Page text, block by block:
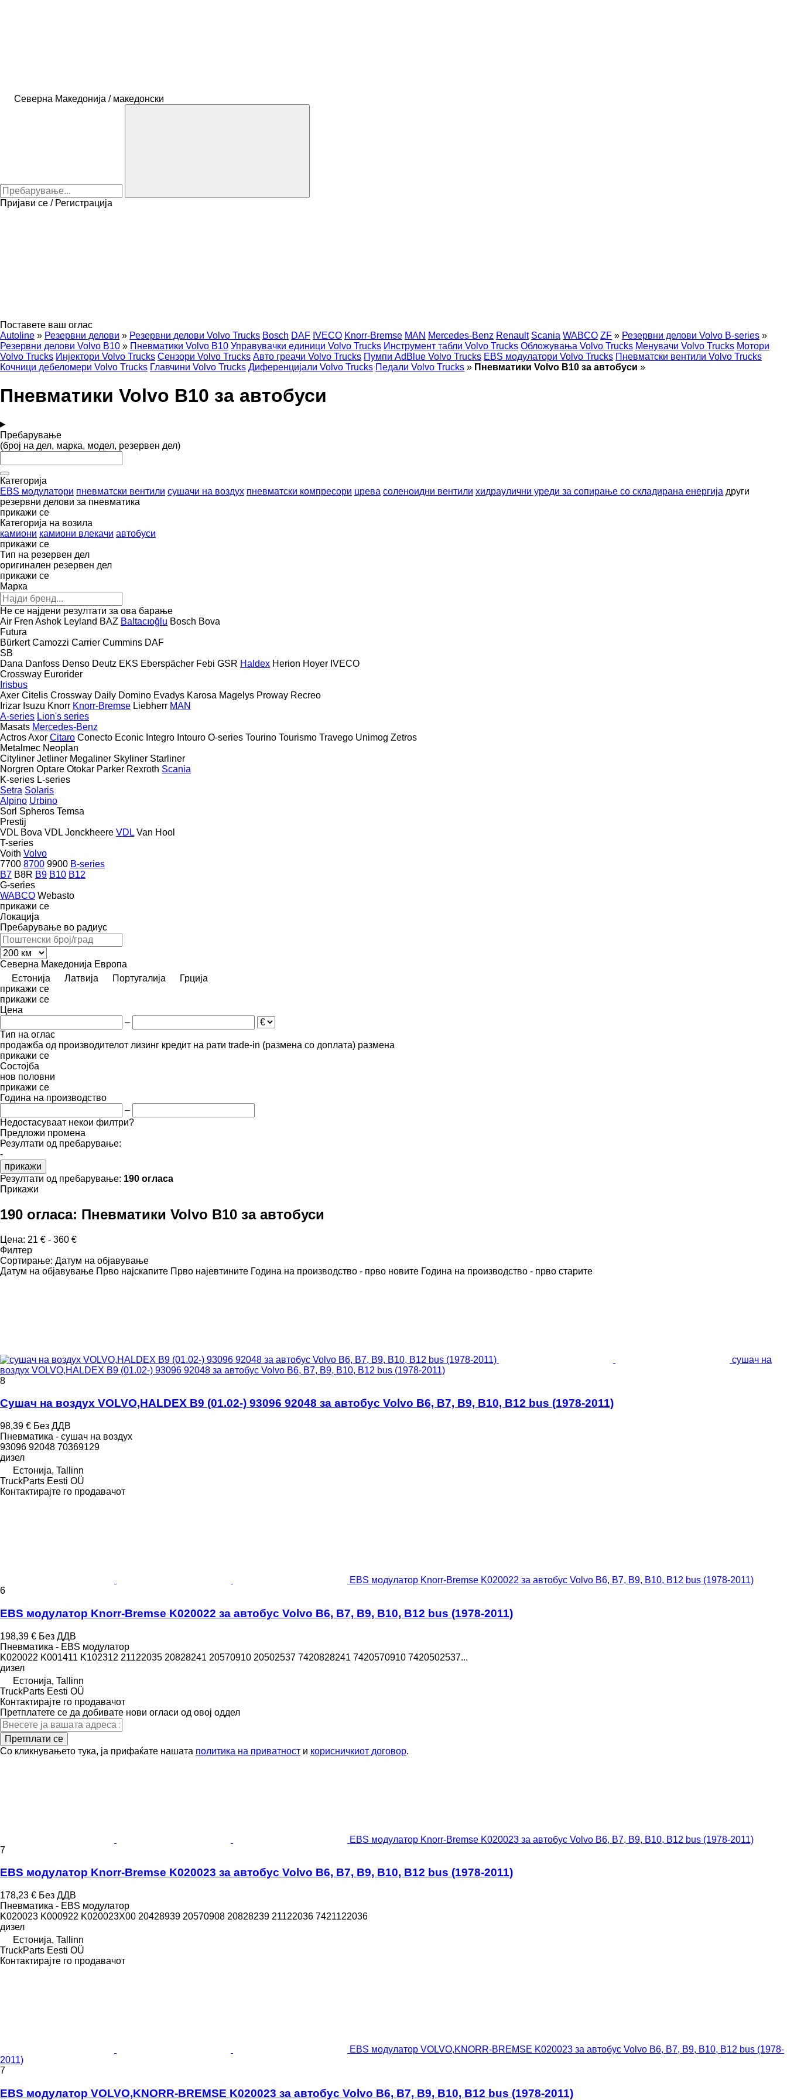
Северна Македонија / македонски
Пријави се / Регистрација
Поставете ваш оглас
Autoline » Резервни делови » Резервни делови Volvo Trucks Bosch DAF IVECO Knorr-Bremse MAN Mercedes-Benz Renault Scania WABCO ZF » Резервни делови Volvo B-series »
Резервни делови Volvo B10 » Пневматики Volvo B10 Управувачки единици Volvo Trucks Инструмент табли Volvo Trucks Обложувања Volvo Trucks Менувачи Volvo Trucks Мотори
Volvo Trucks Инјектори Volvo Trucks Сензори Volvo Trucks Авто греачи Volvo Trucks Пумпи AdBlue Volvo Trucks EBS модулатори Volvo Trucks Пневматски вентили Volvo Trucks
Кочници дебеломери Volvo Trucks Главчини Volvo Trucks Диференцијали Volvo Trucks Педали Volvo Trucks » Пневматики Volvo B10 за автобуси »
Пневматики Volvo B10 за автобуси
Пребарување
(број на дел, марка, модел, резервен дел)
Категорија
EBS модулатори пневматски вентили сушачи на воздух пневматски компресори црева соленоидни вентили хидраулични уреди за сопирање со складирана енергија други
резервни делови за пневматика
прикажи се
Категорија на возила
камиони камиони влекачи автобуси
прикажи се
Тип на резервен дел
оригинален резервен дел
прикажи се
Марка
Не се најдени резултати за ова барање
Air Fren Ashok Leyland BAZ Baltacıoğlu Bosch Bova
Futura
Bürkert Camozzi Carrier Cummins DAF
SB
Dana Danfoss Denso Deutz EKS Eberspächer Febi GSR Haldex Herion Hoyer IVECO
Crossway Eurorider
Irisbus
Axer Citelis Crossway Daily Domino Evadys Karosa Magelys Proway Recreo
Irizar Isuzu Knorr Knorr-Bremse Liebherr MAN
A-series Lion's series
Masats Mercedes-Benz
ActrosAxor Citaro Conecto Econic Integro Intouro O-series Tourino Tourismo Travego Unimog Zetros
Metalmec Neoplan
Cityliner Jetliner Megaliner Skyliner Starliner
Norgren Optare Otokar Parker Rexroth Scania
K-series L-series
Setra Solaris
Alpino Urbino
Sorl Spheros Temsa
Prestij
VDL Bova VDL Jonckheere VDL Van Hool
T-series
Voith Volvo
7700 8700 9900 B-series
B7 B8R B9 B10 B12
G-series
WABCO Webasto
прикажи се
Локација
Пребарување во радиус
Северна Македонија Европа
Естонија
Латвија Португалија
Грција
прикажи се
прикажи се
Цена
–
Тип на оглас
продажба од производителот лизинг кредит на рати trade-in (размена со доплата) размена
прикажи се
Состојба
нов половни
прикажи се
Година на производство
–
Недостасуваат некои филтри?
Предложи промена
Резултати од пребарување:
-
прикажи
Резултати од пребарување: 190 огласа
Прикажи
190 огласа: Пневматики Volvo B10 за автобуси
Цена: 21 € - 360 €
Филтер
Сортирање: Датум на објавување
Датум на објавување Прво најскапите Прво најевтините Година на производство - прво новите Година на производство - прво старите
сушач на
воздух VOLVO,HALDEX B9 (01.02-) 93096 92048 за автобус Volvo B6, B7, B9, B10, B12 bus (1978-2011)
8
Сушач на воздух VOLVO,HALDEX B9 (01.02-) 93096 92048 за автобус Volvo B6, B7, B9, B10, B12 bus (1978-2011)
98,39 € Без ДДВ
Пневматика - сушач на воздух
93096 92048 70369129
дизел
Естонија, Tallinn
TruckParts Eesti OÜ
Контактирајте го продавачот
EBS модулатор Knorr-Bremse K020022 за автобус Volvo B6, B7, B9, B10, B12 bus (1978-2011)
6
EBS модулатор Knorr-Bremse K020022 за автобус Volvo B6, B7, B9, B10, B12 bus (1978-2011)
198,39 € Без ДДВ
Пневматика - EBS модулатор
K020022 K001411 K102312 21122035 20828241 20570910 20502537 7420828241 7420570910 7420502537...
дизел
Естонија, Tallinn
TruckParts Eesti OÜ
Контактирајте го продавачот
Претплатете се да добивате нови огласи од овој оддел
Претплати се
Со кликнувањето тука, ја прифаќате нашата политика на приватност и корисничкиот договор.
EBS модулатор Knorr-Bremse K020023 за автобус Volvo B6, B7, B9, B10, B12 bus (1978-2011)
7
EBS модулатор Knorr-Bremse K020023 за автобус Volvo B6, B7, B9, B10, B12 bus (1978-2011)
178,23 € Без ДДВ
Пневматика - EBS модулатор
K020023 K000922 K020023X00 20428939 20570908 20828239 21122036 7421122036
дизел
Естонија, Tallinn
TruckParts Eesti OÜ
Контактирајте го продавачот
EBS модулатор VOLVO,KNORR-BREMSE K020023 за автобус Volvo B6, B7, B9, B10, B12 bus (1978-
2011)
7
EBS модулатор VOLVO,KNORR-BREMSE K020023 за автобус Volvo B6, B7, B9, B10, B12 bus (1978-2011)